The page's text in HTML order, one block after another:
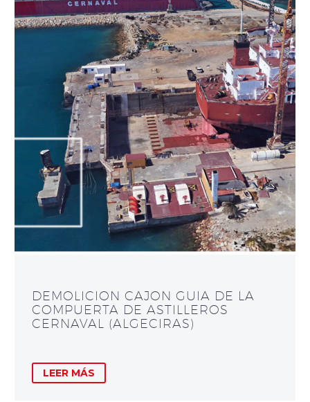
DEMOLICION CAJON GUIA DE LA
COMPUERTA DE ASTILLEROS
CERNAVAL (ALGECIRAS)
LEER MÁS